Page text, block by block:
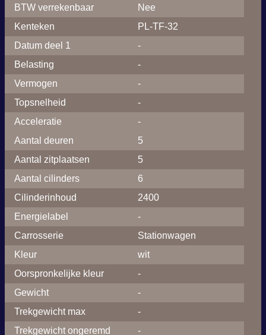
BTW verrekenbaar
Nee
Kenteken
PL-TF-32
Datum deel 1
-
Belasting
-
Vermogen
-
Topsnelheid
-
Acceleratie
-
Aantal deuren
5
Aantal zitplaatsen
5
Aantal cilinders
6
Cilinderinhoud
2400
Energielabel
-
Carrosserie
Stationwagen
Kleur
wit
Oorspronkelijke kleur
-
Gewicht
-
Trekgewicht max
-
Trekgewicht ongeremd
-